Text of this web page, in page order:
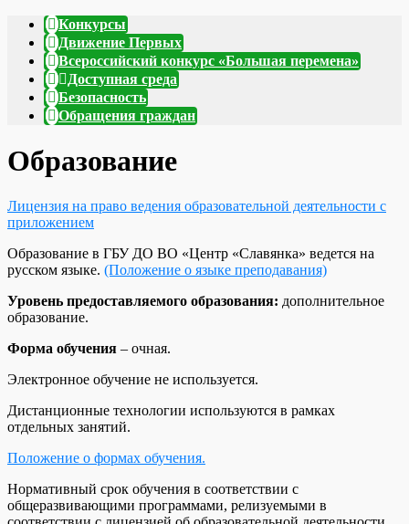
Конкурсы
Движение Первых
Всероссийский конкурс «Большая перемена»
Доступная среда
Безопасность
Обращения граждан
Образование
Лицензия на право ведения образовательной деятельности с
приложением
Образование в ГБУ ДО ВО «Центр «Славянка» ведется на
русском языке. (Положение о языке преподавания)
Уровень предоставляемого образования: дополнительное
образование.
Форма обучения – очная.
Электронное обучение не используется.
Дистанционные технологии используются в рамках
отдельных занятий.
Положение о формах обучения.
Нормативный срок обучения в соответствии с
общеразвивающими программами, релизуемыми в